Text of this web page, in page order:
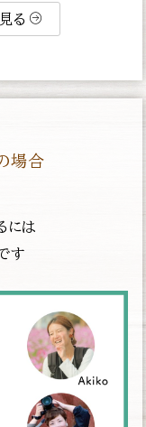
る
場合
には
す